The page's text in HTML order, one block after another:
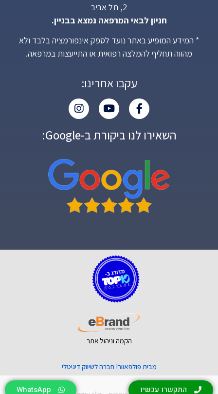
התקשרו עכשיו WhatsApp
2, תל אביב
חניון לבאי המרפאה נמצא בבניין.
* המידע המופיע באתר נועד לספק אינפורמציה בלבד ולא
מהווה תחליף להמלצה רפואית או התייעצות במרפאה.
עקבו אחרינו:
השאירו לנו ביקורת ב-Google:
הקמה וניהול אתר
מבית פולפאוור! חברה לשיווק דיגיטלי